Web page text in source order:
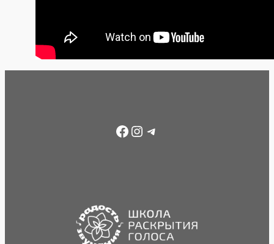
Facebook
Instagram
Telegram